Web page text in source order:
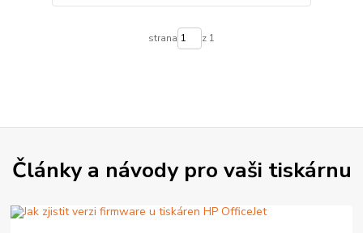
strana z 1
Články a návody pro vaši tiskárnu